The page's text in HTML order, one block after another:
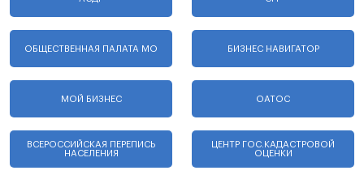
ОБЩЕСТВЕННАЯ ПАЛАТА МО БИЗНЕС НАВИГАТОР
МОЙ БИЗНЕС ОАТОС
ВСЕРОССИЙСКАЯ ПЕРЕПИСЬ
НАСЕЛЕНИЯ
ЦЕНТР ГОС.КАДАСТРОВОЙ
ОЦЕНКИ